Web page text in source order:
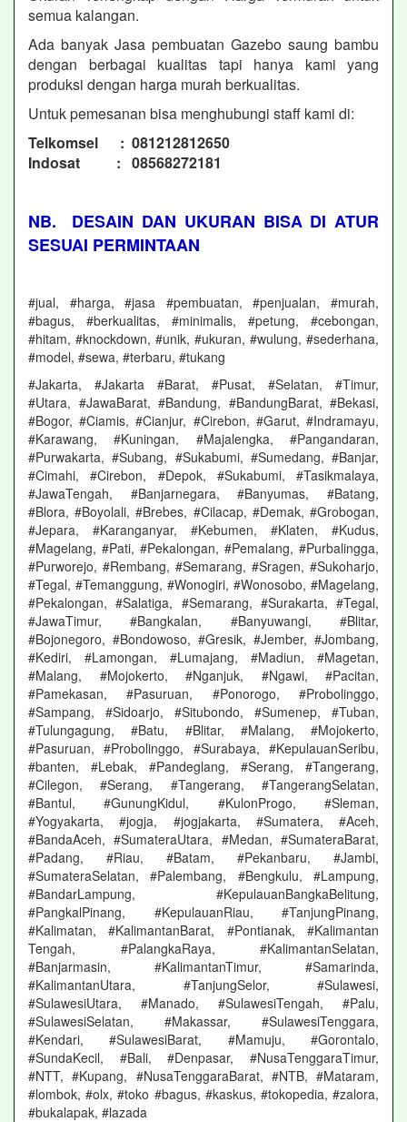
semua kalangan.
Ada banyak Jasa pembuatan Gazebo saung bambu
dengan berbagai kualitas tapi hanya kami yang
produksi dengan harga murah berkualitas.
Untuk pemesanan bisa menghubungi staff kami di:
Telkomsel : 081212812650
Indosat : 08568272181
NB. DESAIN DAN UKURAN BISA DI ATUR
SESUAI PERMINTAAN
#jual, #harga, #jasa #pembuatan, #penjualan, #murah,
#bagus, #berkualitas, #minimalis, #petung, #cebongan,
#hitam, #knockdown, #unik, #ukuran, #wulung, #sederhana,
#model, #sewa, #terbaru, #tukang
#Jakarta, #Jakarta #Barat, #Pusat, #Selatan, #Timur,
#Utara, #JawaBarat, #Bandung, #BandungBarat, #Bekasi,
#Bogor, #Ciamis, #Cianjur, #Cirebon, #Garut, #Indramayu,
#Karawang, #Kuningan, #Majalengka, #Pangandaran,
#Purwakarta, #Subang, #Sukabumi, #Sumedang, #Banjar,
#Cimahi, #Cirebon, #Depok, #Sukabumi, #Tasikmalaya,
#JawaTengah, #Banjarnegara, #Banyumas, #Batang,
#Blora, #Boyolali, #Brebes, #Cilacap, #Demak, #Grobogan,
#Jepara, #Karanganyar, #Kebumen, #Klaten, #Kudus,
#Magelang, #Pati, #Pekalongan, #Pemalang, #Purbalingga,
#Purworejo, #Rembang, #Semarang, #Sragen, #Sukoharjo,
#Tegal, #Temanggung, #Wonogiri, #Wonosobo, #Magelang,
#Pekalongan, #Salatiga, #Semarang, #Surakarta, #Tegal,
#JawaTimur, #Bangkalan, #Banyuwangi, #Blitar,
#Bojonegoro, #Bondowoso, #Gresik, #Jember, #Jombang,
#Kediri, #Lamongan, #Lumajang, #Madiun, #Magetan,
#Malang, #Mojokerto, #Nganjuk, #Ngawi, #Pacitan,
#Pamekasan, #Pasuruan, #Ponorogo, #Probolinggo,
#Sampang, #Sidoarjo, #Situbondo, #Sumenep, #Tuban,
#Tulungagung, #Batu, #Blitar, #Malang, #Mojokerto,
#Pasuruan, #Probolinggo, #Surabaya, #KepulauanSeribu,
#banten, #Lebak, #Pandeglang, #Serang, #Tangerang,
#Cilegon, #Serang, #Tangerang, #TangerangSelatan,
#Bantul, #GunungKidul, #KulonProgo, #Sleman,
#Yogyakarta, #jogja, #jogjakarta, #Sumatera, #Aceh,
#BandaAceh, #SumateraUtara, #Medan, #SumateraBarat,
#Padang, #Riau, #Batam, #Pekanbaru, #Jambi,
#SumateraSelatan, #Palembang, #Bengkulu, #Lampung,
#BandarLampung, #KepulauanBangkaBelitung,
#PangkalPinang, #KepulauanRiau, #TanjungPinang,
#Kalimatan, #KalimantanBarat, #Pontianak, #Kalimantan
Tengah, #PalangkaRaya, #KalimantanSelatan,
#Banjarmasin, #KalimantanTimur, #Samarinda,
#KalimantanUtara, #TanjungSelor, #Sulawesi,
#SulawesiUtara, #Manado, #SulawesiTengah, #Palu,
#SulawesiSelatan, #Makassar, #SulawesiTenggara,
#Kendari, #SulawesiBarat, #Mamuju, #Gorontalo,
#SundaKecil, #Bali, #Denpasar, #NusaTenggaraTimur,
#NTT, #Kupang, #NusaTenggaraBarat, #NTB, #Mataram,
#lombok, #olx, #toko #bagus, #kaskus, #tokopedia, #zalora,
#bukalapak, #lazada